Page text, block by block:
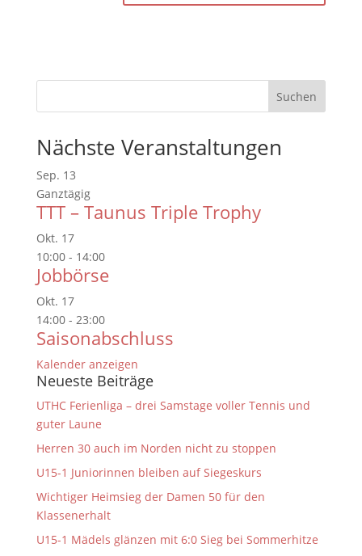
Nächste Veranstaltungen
Sep. 13
Ganztägig
TTT – Taunus Triple Trophy
Okt. 17
10:00- 14:00
Jobbörse
Okt. 17
14:00- 23:00
Saisonabschluss
Kalender anzeigen
Neueste Beiträge
UTHC Ferienliga – drei Samstage voller Tennis und
guter Laune
Herren 30 auch im Norden nicht zu stoppen
U15-1 Juniorinnen bleiben auf Siegeskurs
Wichtiger Heimsieg der Damen 50 für den
Klassenerhalt
U15-1 Mädels glänzen mit 6:0 Sieg bei Sommerhitze